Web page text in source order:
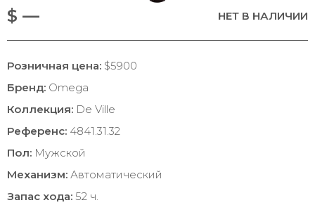
$ — НЕТ В НАЛИЧИИ
Розничная цена: $5900
Бренд: Omega
Коллекция: De Ville
Референс: 4841.31.32
Пол: Мужской
Механизм: Автоматический
Запас хода: 52 ч.